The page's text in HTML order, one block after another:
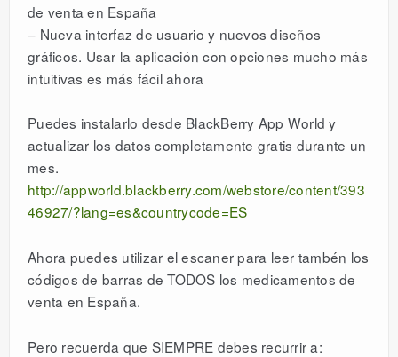
de venta en España
– Nueva interfaz de usuario y nuevos diseños
gráficos. Usar la aplicación con opciones mucho más
intuitivas es más fácil ahora
Puedes instalarlo desde BlackBerry App World y
actualizar los datos completamente gratis durante un
mes.
http://appworld.blackberry.com/webstore/content/393
46927/?lang=es&countrycode=ES
Ahora puedes utilizar el escaner para leer tambén los
códigos de barras de TODOS los medicamentos de
venta en España.
Pero recuerda que SIEMPRE debes recurrir a: